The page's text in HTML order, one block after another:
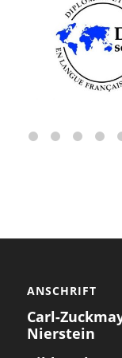
ANSCHRIFT
Carl-
Nierstein